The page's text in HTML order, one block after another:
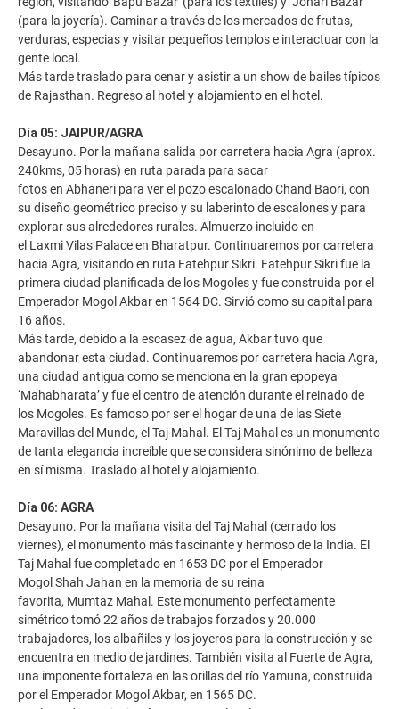
(para la joyería). Caminar a través de los mercados de frutas,
verduras, especias y visitar pequeños templos e interactuar con la
gente local.
Más tarde traslado para cenar y asistir a un show de bailes típicos
de Rajasthan. Regreso al hotel y alojamiento en el hotel.
Día 05: JAIPUR/AGRA
Desayuno. Por la mañana salida por carretera hacia Agra (aprox.
240kms, 05 horas) en ruta parada para sacar
fotos en Abhaneri para ver el pozo escalonado Chand Baori, con
su diseño geométrico preciso y su laberinto de escalones y para
explorar sus alrededores rurales. Almuerzo incluido en
el Laxmi Vilas Palace en Bharatpur. Continuaremos por carretera
hacia Agra, visitando en ruta Fatehpur Sikri. Fatehpur Sikri fue la
primera ciudad planificada de los Mogoles y fue construida por el
Emperador Mogol Akbar en 1564 DC. Sirvió como su capital para
16 años.
Más tarde, debido a la escasez de agua, Akbar tuvo que
abandonar esta ciudad. Continuaremos por carretera hacia Agra,
una ciudad antigua como se menciona en la gran epopeya
‘Mahabharata’ y fue el centro de atención durante el reinado de
los Mogoles. Es famoso por ser el hogar de una de las Siete
Maravillas del Mundo, el Taj Mahal. El Taj Mahal es un monumento
de tanta elegancia increíble que se considera sinónimo de belleza
en sí misma. Traslado al hotel y alojamiento.
Día 06: AGRA
Desayuno. Por la mañana visita del Taj Mahal (cerrado los
viernes), el monumento más fascinante y hermoso de la India. El
Taj Mahal fue completado en 1653 DC por el Emperador
Mogol Shah Jahan en la memoria de su reina
favorita, Mumtaz Mahal. Este monumento perfectamente
simétrico tomó 22 años de trabajos forzados y 20.000
trabajadores, los albañiles y los joyeros para la construcción y se
encuentra en medio de jardines. También visita al Fuerte de Agra,
una imponente fortaleza en las orillas del río Yamuna, construida
por el Emperador Mogol Akbar, en 1565 DC.